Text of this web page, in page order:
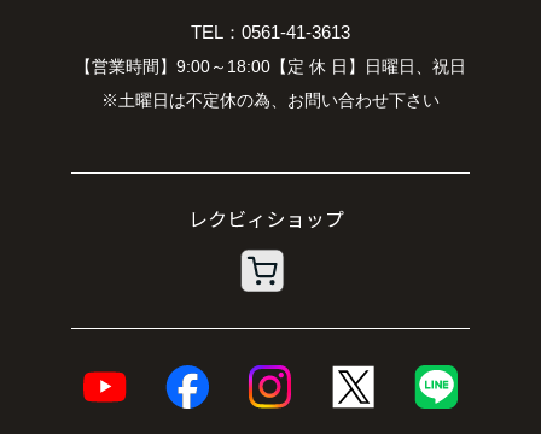
TEL：0561-41-3613
【営業時間】9:00～18:00【定 休 日】日曜日、祝日
※土曜日は不定休の為、お問い合わせ下さい